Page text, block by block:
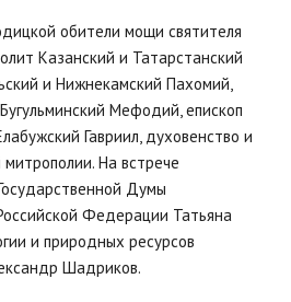
обители мощи святителя
Казанский и Татарстанский
и Нижнекамский Пахомий,
Мефодий, епископ
Гавриил, духовенство и
На встрече
Думы
Федерации Татьяна
и природных ресурсов
Шадриков.